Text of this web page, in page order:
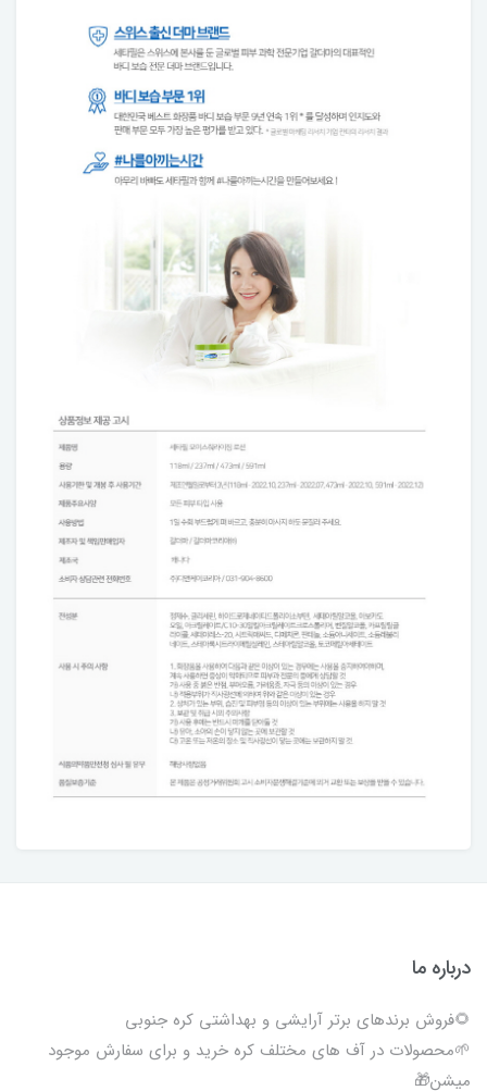
درباره ما
🌻فروش برندهای برتر آرایشی و بهداشتی کره جنوبی
🌱محصولات در آف های مختلف کره خرید و برای سفارش موجود
میشن🎁